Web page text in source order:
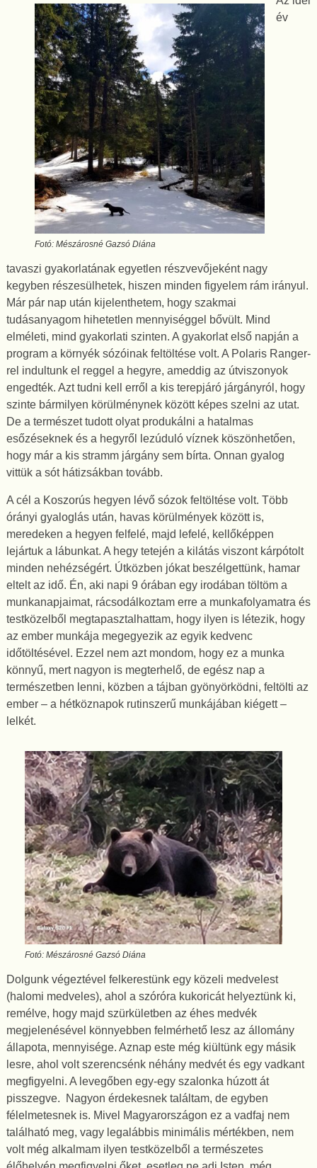
Fotó: Mészárosné Gazsó Diána
év
tavaszi gyakorlatának egyetlen részvevőjeként nagy
kegyben részesülhetek, hiszen minden figyelem rám irányul.
Már pár nap után kijelenthetem, hogy szakmai
tudásanyagom hihetetlen mennyiséggel bővült. Mind
elméleti, mind gyakorlati szinten. A gyakorlat első napján a
program a környék sózóinak feltöltése volt. A Polaris Ranger-
rel indultunk el reggel a hegyre, ameddig az útviszonyok
engedték. Azt tudni kell erről a kis terepjáró járgányról, hogy
szinte bármilyen körülménynek között képes szelni az utat.
De a természet tudott olyat produkálni a hatalmas
esőzéseknek és a hegyről lezúduló víznek köszönhetően,
hogy már a kis stramm járgány sem bírta. Onnan gyalog
vittük a sót hátizsákban tovább.
A cél a Koszorús hegyen lévő sózok feltöltése volt. Több
órányi gyaloglás után, havas körülmények között is,
meredeken a hegyen felfelé, majd lefelé, kellőképpen
lejártuk a lábunkat. A hegy tetején a kilátás viszont kárpótolt
minden nehézségért. Útközben jókat beszélgettünk, hamar
eltelt az idő. Én, aki napi 9 órában egy irodában töltöm a
munkanapjaimat, rácsodálkoztam erre a munkafolyamatra és
testközelből megtapasztalhattam, hogy ilyen is létezik, hogy
az ember munkája megegyezik az egyik kedvenc
időtöltésével. Ezzel nem azt mondom, hogy ez a munka
könnyű, mert nagyon is megterhelő, de egész nap a
természetben lenni, közben a tájban gyönyörködni, feltölti az
ember – a hétköznapok rutinszerű munkájában kiégett –
lelkét.
Fotó: Mészárosné Gazsó Diána
Dolgunk végeztével felkerestünk egy közeli medvelest
(halomi medveles), ahol a szóróra kukoricát helyeztünk ki,
remélve, hogy majd szürkületben az éhes medvék
megjelenésével könnyebben felmérhető lesz az állomány
állapota, mennyisége. Aznap este még kiültünk egy másik
lesre, ahol volt szerencsénk néhány medvét és egy vadkant
megfigyelni. A levegőben egy-egy szalonka húzott át
pisszegve. Nagyon érdekesnek találtam, de egyben
félelmetesnek is. Mivel Magyarországon ez a vadfaj nem
található meg, vagy legalábbis minimális mértékben, nem
volt még alkalmam ilyen testközelből a természetes